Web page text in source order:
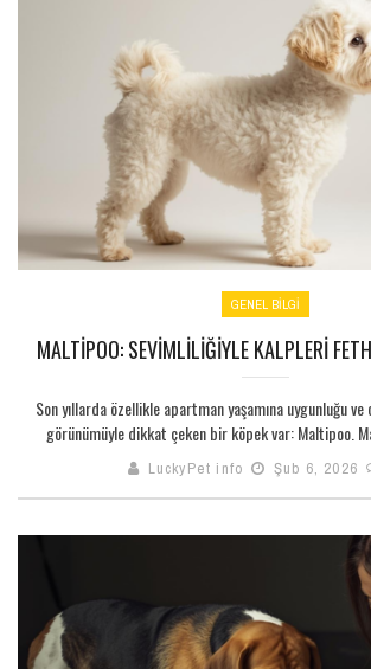
GENEL BILGI
MALTIPOO: SEVIMLILIĞIYLE KALPLERI
Son yıllarda özellikle apartman yaşamına uygunluğu ve
görünümüyle dikkat çeken bir köpek var: Maltipoo.
LuckyPet info Şub 6, 2026